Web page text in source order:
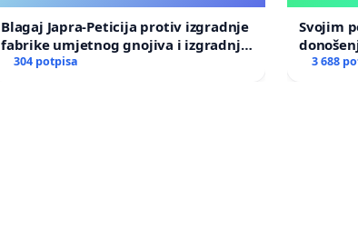
Blagaj Japra-Peticija protiv izgradnje
fabrike umjetnog gnojiva i izgradnje
asfaltne baze
304 potpisa
Svojim
nasilja
3 688